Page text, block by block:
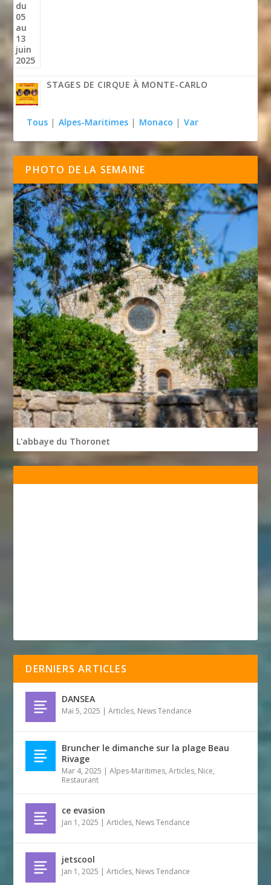
STAGES DE CIRQUE À MONTE-CARLO
Tous | Alpes-Maritimes | Monaco | Var
PHOTO DE LA SEMAINE
L'abbaye du Thoronet
DERNIERS ARTICLES
DANSEA
Mai 5, 2025 |Articles, News Tendance
Bruncher le dimanche sur la plage Beau
Rivage
Mar 4, 2025 |Alpes-Maritimes,Articles, Nice,
Restaurant
ce evasion
Jan 1, 2025 |Articles, News Tendance
jetscool
Jan 1, 2025 |Articles, News Tendance